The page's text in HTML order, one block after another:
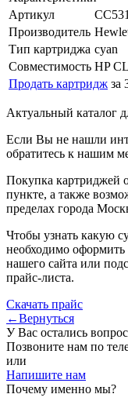
Артикул
Производитель
Тип картриджа cyan
Совместимость HP
Продать картридж за
Актуальный каталог
Если Вы не нашли
обратитесь к нашим
Покупка картриджей
пункте, а также
пределах города
Чтобы узнать какую
необходимо оформить
нашего сайта или
прайс-листа.
Скачать прайс
←Вернуться
У Вас остались
Позвоните нам по
или
Напишите нам
Почему именно мы?